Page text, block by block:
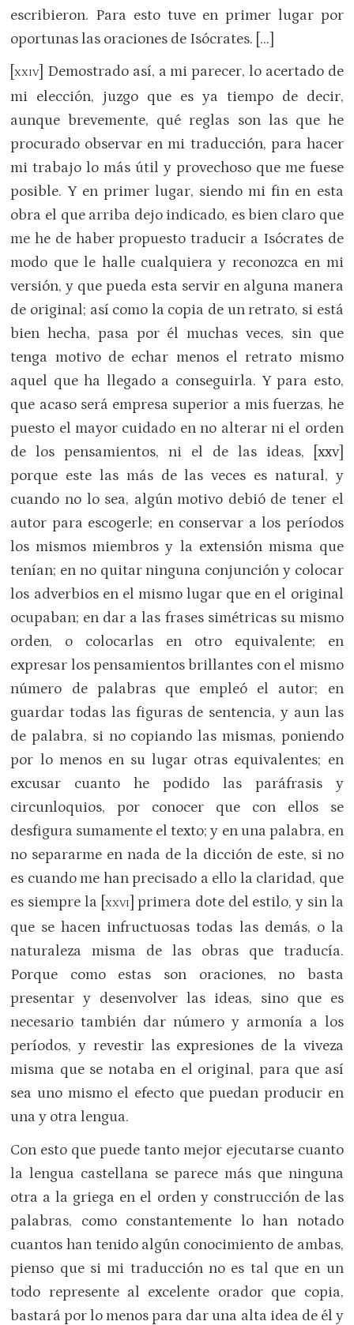
escribieron. Para esto tuve en primer lugar por
oportunas las oraciones de Isócrates. […]
[XXIV] Demostrado así, a mi parecer, lo acertado de
mi elección, juzgo que es ya tiempo de decir,
aunque brevemente, qué reglas son las que he
procurado observar en mi traducción, para hacer
mi trabajo lo más útil y provechoso que me fuese
posible. Y en primer lugar, siendo mi fin en esta
obra el que arriba dejo indicado, es bien claro que
me he de haber propuesto traducir a Isócrates de
modo que le halle cualquiera y reconozca en mi
versión, y que pueda esta servir en alguna manera
de original; así como la copia de un retrato, si está
bien hecha, pasa por él muchas veces, sin que
tenga motivo de echar menos el retrato mismo
aquel que ha llegado a conseguirla. Y para esto,
que acaso será empresa superior a mis fuerzas, he
puesto el mayor cuidado en no alterar ni el orden
de los pensamientos, ni el de las ideas, [xxv]
porque este las más de las veces es natural, y
cuando no lo sea, algún motivo debió de tener el
autor para escogerle; en conservar a los períodos
los mismos miembros y la extensión misma que
tenían; en no quitar ninguna conjunción y colocar
los adverbios en el mismo lugar que en el original
ocupaban; en dar a las frases simétricas su mismo
orden, o colocarlas en otro equivalente; en
expresar los pensamientos brillantes con el mismo
número de palabras que empleó el autor; en
guardar todas las figuras de sentencia, y aun las
de palabra, si no copiando las mismas, poniendo
por lo menos en su lugar otras equivalentes; en
excusar cuanto he podido las paráfrasis y
circunloquios, por conocer que con ellos se
desfigura sumamente el texto; y en una palabra, en
no separarme en nada de la dicción de este, si no
es cuando me han precisado a ello la claridad, que
es siempre la [
XXVI
] primera dote del estilo, y sin la
que se hacen infructuosas todas las demás, o la
naturaleza misma de las obras que traducía.
Porque como estas son oraciones, no basta
presentar y desenvolver las ideas, sino que es
necesario también dar número y armonía a los
períodos, y revestir las expresiones de la viveza
misma que se notaba en el original, para que así
sea uno mismo el efecto que puedan producir en
una y otra lengua.
Con esto que puede tanto mejor ejecutarse cuanto
la lengua castellana se parece más que ninguna
otra a la griega en el orden y construcción de las
palabras, como constantemente lo han notado
cuantos han tenido algún conocimiento de ambas,
pienso que si mi traducción no es tal que en un
todo represente al excelente orador que copia,
bastará por lo menos para dar una alta idea de él y